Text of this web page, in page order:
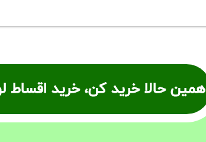
همین حالا خرید کن، خرید اقساط